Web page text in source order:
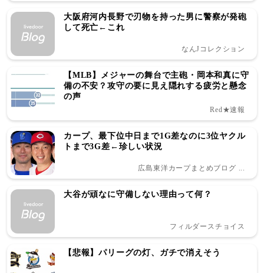
大阪府河内長野で刃物を持った男に警察が発砲
して死亡←これ
なんJコレクション
【MLB】メジャーの舞台で主砲・岡本和真に守
備の不安？攻守の要に見え隠れする疲労と懸念
の声
Red★速報
カープ、最下位中日まで1G差なのに3位ヤクル
トまで3G差←珍しい状況
広島東洋カープまとめブログ ...
大谷が頑なに守備しない理由って何？
フィルダースチョイス
【悲報】パリーグの灯、ガチで消えそう